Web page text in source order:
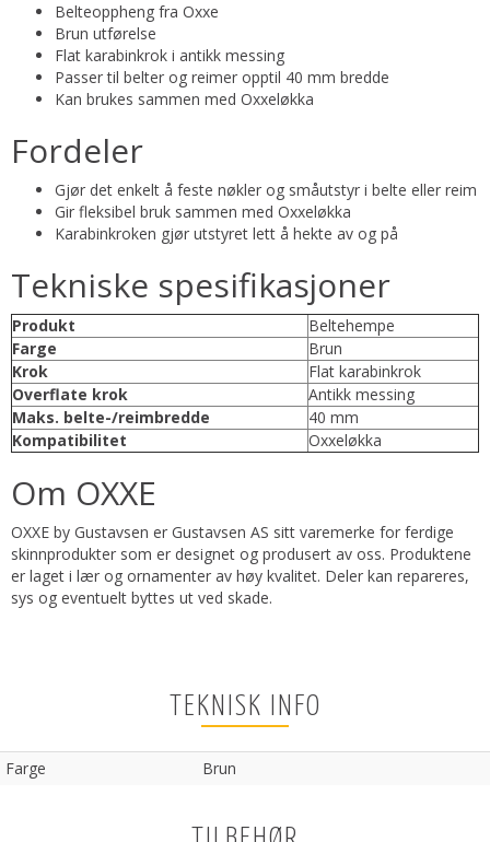
Belteoppheng fra Oxxe
Brun utførelse
Flat karabinkrok i antikk messing
Passer til belter og reimer opptil 40 mm bredde
Kan brukes sammen med Oxxeløkka
Fordeler
Gjør det enkelt å feste nøkler og småutstyr i belte eller reim
Gir fleksibel bruk sammen med Oxxeløkka
Karabinkroken gjør utstyret lett å hekte av og på
Tekniske spesifikasjoner
Produkt
Beltehempe
Farge
Brun
Krok
Flat karabinkrok
Overflate krok
Antikk messing
Maks. belte-/reimbredde
40 mm
Kompatibilitet
Oxxeløkka
Om OXXE
OXXE by Gustavsen er Gustavsen AS sitt varemerke for ferdige
skinnprodukter som er designet og produsert av oss. Produktene
er laget i lær og ornamenter av høy kvalitet. Deler kan repareres,
sys og eventuelt byttes ut ved skade.
TEKNISK INFO
Farge Brun